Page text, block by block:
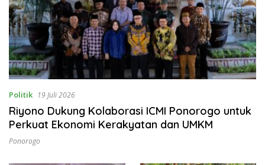
Politik 19 Juli 2026
Riyono Dukung Kolaborasi ICMI Ponorogo untuk
Perkuat Ekonomi Kerakyatan dan UMKM
Ponorogo